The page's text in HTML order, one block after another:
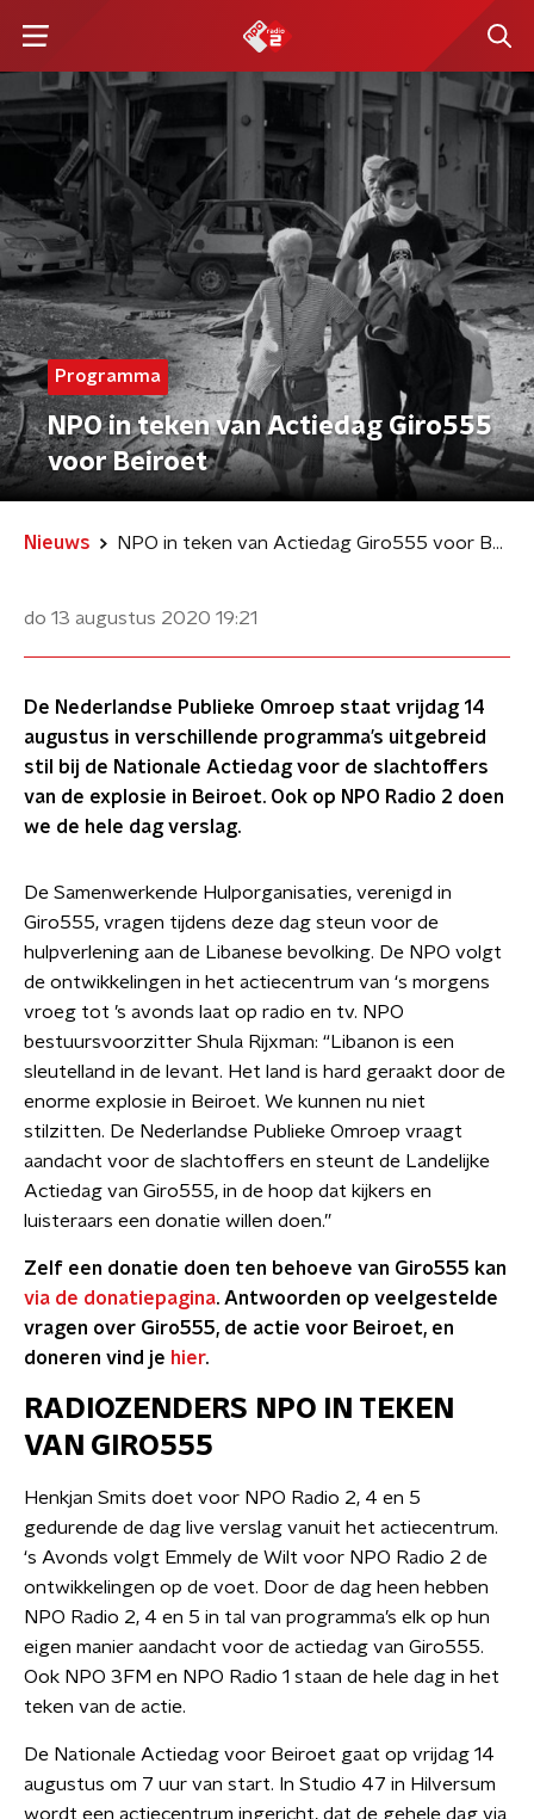
Programma
NPO in teken van Actiedag Giro555
voor Beiroet
Nieuws NPO in teken van Actiedag Giro555 voor Beiroet
do 13 augustus 2020 19:21
De Nederlandse Publieke Omroep staat vrijdag 14
augustus in verschillende programma’s uitgebreid
stil bij de Nationale Actiedag voor de slachtoffers
van de explosie in Beiroet. Ook op NPO Radio 2 doen
we de hele dag verslag.
De Samenwerkende Hulporganisaties, verenigd in
Giro555, vragen tijdens deze dag steun voor de
hulpverlening aan de Libanese bevolking. De NPO volgt
de ontwikkelingen in het actiecentrum van ‘s morgens
vroeg tot ’s avonds laat op radio en tv. NPO
bestuursvoorzitter Shula Rijxman: “Libanon is een
sleutelland in de levant. Het land is hard geraakt door de
enorme explosie in Beiroet. We kunnen nu niet
stilzitten. De Nederlandse Publieke Omroep vraagt
aandacht voor de slachtoffers en steunt de Landelijke
Actiedag van Giro555, in de hoop dat kijkers en
luisteraars een donatie willen doen.”
Zelf een donatie doen ten behoeve van Giro555 kan
via de donatiepagina. Antwoorden op veelgestelde
vragen over Giro555, de actie voor Beiroet, en
doneren vind je hier.
RADIOZENDERS NPO IN TEKEN
VAN GIRO555
Henkjan Smits doet voor NPO Radio 2, 4 en 5
gedurende de dag live verslag vanuit het actiecentrum.
‘s Avonds volgt Emmely de Wilt voor NPO Radio 2 de
ontwikkelingen op de voet. Door de dag heen hebben
NPO Radio 2, 4 en 5 in tal van programma’s elk op hun
eigen manier aandacht voor de actiedag van Giro555.
Ook NPO 3FM en NPO Radio 1 staan de hele dag in het
teken van de actie.
De Nationale Actiedag voor Beiroet gaat op vrijdag 14
augustus om 7 uur van start. In Studio 47 in Hilversum
wordt een actiecentrum ingericht, dat de gehele dag via